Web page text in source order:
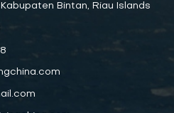
Bintan, Riau Islands